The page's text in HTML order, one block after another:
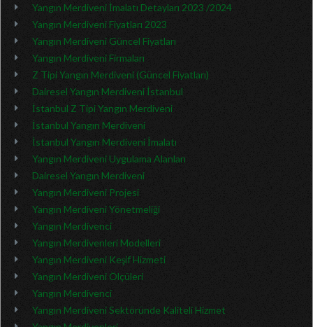
Yangın Merdiveni İmalatı Detayları 2023 /2024
Yangın Merdiveni Fiyatları 2023
Yangın Merdiveni Güncel Fiyatları
Yangın Merdiveni Firmaları
Z Tipi Yangın Merdiveni (Güncel Fiyatları)
Dairesel Yangın Merdiveni İstanbul
İstanbul Z Tipi Yangın Merdiveni
İstanbul Yangın Merdiveni
İstanbul Yangın Merdiveni İmalatı
Yangın Merdiveni Uygulama Alanları
Dairesel Yangın Merdiveni
Yangın Merdiveni Projesi
Yangın Merdiveni Yönetmeliği
Yangın Merdivenci
Yangın Merdivenleri Modelleri
Yangın Merdiveni Keşif Hizmeti
Yangın Merdiveni Ölçüleri
Yangın Merdivenci
Yangın Merdiveni Sektöründe Kaliteli Hizmet